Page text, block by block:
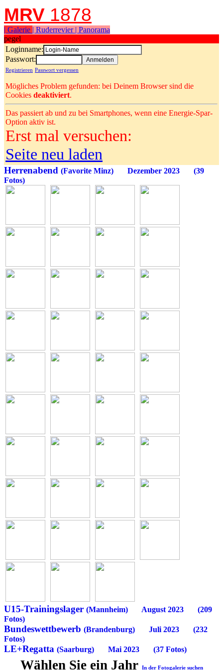
MRV 1878
| Galerie | Ruderrevier | Panorama
pegel
Loginname:
Passwort:
Registrieren Passwort vergessen
Mögliches Problem gefunden: bei Deinem Browser sind die
Cookies deaktiviert.
Das passiert ab und zu bei Smartphones, wenn eine Energie-Spar-
Option aktiv ist.
Erst mal versuchen:
Seite neu laden
Herrenabend (Favorite Minz) Dezember 2023 (39
Fotos)
U15-Trainingslager (Mannheim) August 2023 (209
Fotos)
Bundeswettbewerb (Brandenburg) Juli 2023 (232
Fotos)
LE+Regatta (Saarburg) Mai 2023 (37 Fotos)
Wählen Sie ein Jahr In der Fotogalerie suchen